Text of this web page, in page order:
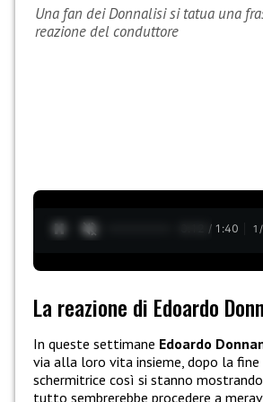
Una fan dei Donnalisi si tatua una
reazione del conduttore
0:13 / 1:40 1 /
La reazione di Edoardo
In queste settimane Edoardo
via alla loro vita insieme, dopo la
schermitrice così si stanno
tutto sembrerebbe procedere a